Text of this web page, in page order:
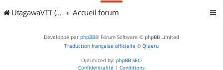
UtagawaVTT (Randos VTT et VTTAE avec traces GPS) Accueil forum
Développé par phpBB® Forum Software © phpBB Limited
Traduction française officielle © Qiaeru
Optimized by: phpBB SEO
Confidentialité | Conditions